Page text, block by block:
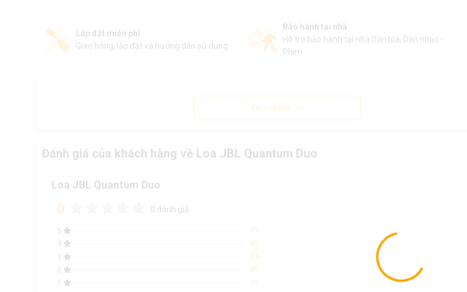
Lắp đặt miễn phí
Giao hàng, lắp đặt và hướng dẫn sử dụng.
Bảo hành tại nhà
Hỗ trợ bảo hành tại nhà Dàn loa, Dàn nhạc -
Phim
Xem thêm
Đánh giá của khách hàng về Loa JBL Quantum Duo
Loa JBL Quantum Duo
0 0 đánh giá
5
0%
4
0%
3
0%
2
0%
1
0%